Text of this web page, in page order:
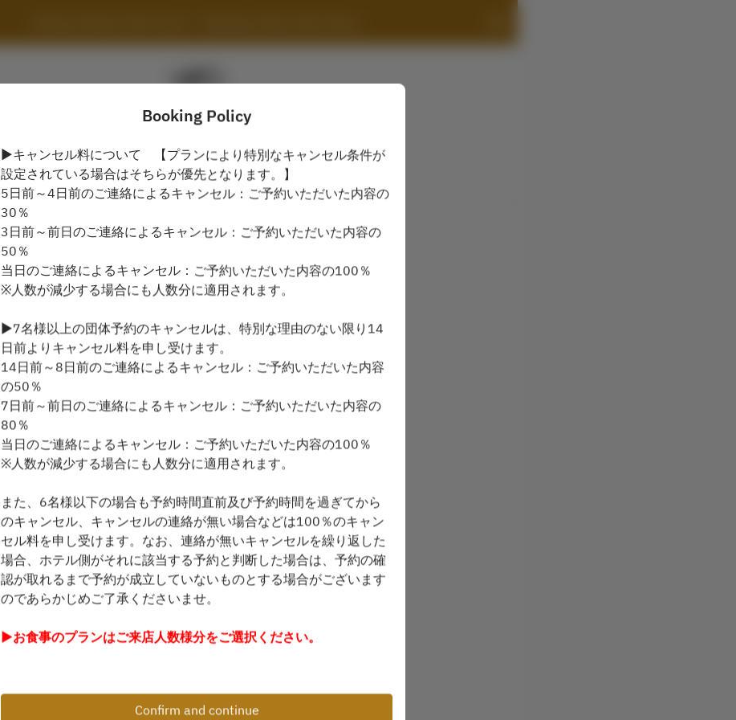
View booking policy
All Day Dining "Cafe Tosca"
2 Guests
Select a time
Find availability
Powered by
Booking Policy
▶キャンセル料について 【プランにより特別なキャンセル条件が
設定されている場合はそちらが優先となります。】
5日前～4日前のご連絡によるキャンセル：ご予約いただいた内容の
30％
3日前～前日のご連絡によるキャンセル：ご予約いただいた内容の
50％
当日のご連絡によるキャンセル：ご予約いただいた内容の100％
※人数が減少する場合にも人数分に適用されます。
▶7名様以上の団体予約のキャンセルは、特別な理由のない限り14
日前よりキャンセル料を申し受けます。
14日前～8日前のご連絡によるキャンセル：ご予約いただいた内容
の50％
7日前～前日のご連絡によるキャンセル：ご予約いただいた内容の
80％
当日のご連絡によるキャンセル：ご予約いただいた内容の100％
※人数が減少する場合にも人数分に適用されます。
また、6名様以下の場合も予約時間直前及び予約時間を過ぎてから
のキャンセル、キャンセルの連絡が無い場合などは100％のキャン
セル料を申し受けます。なお、連絡が無いキャンセルを繰り返した
場合、ホテル側がそれに該当する予約と判断した場合は、予約の確
認が取れるまで予約が成立していないものとする場合がございます
のであらかじめご了承くださいませ。
▶お食事のプランはご来店人数様分をご選択ください。
訳はプランにてご入力ください。
Confirm and continue